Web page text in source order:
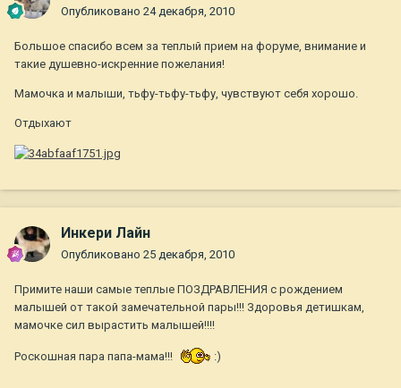
Опубликовано 24 декабря, 2010
Большое спасибо всем за теплый прием на форуме, внимание и
такие душевно-искренние пожелания!
Мамочка и малыши, тьфу-тьфу-тьфу, чувствуют себя хорошо.
Отдыхают
Инкери Лайн
Опубликовано 25 декабря, 2010
Примите наши самые теплые ПОЗДРАВЛЕНИЯ с рождением
малышей от такой замечательной пары!!! Здоровья детишкам,
мамочке сил вырастить малышей!!!!
Роскошная пара папа-мама!!! :)